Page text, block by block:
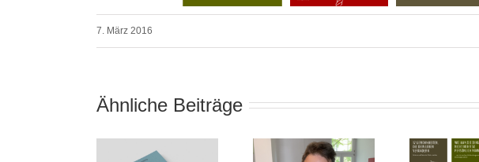
7. März 2016
Ähnliche Beiträge